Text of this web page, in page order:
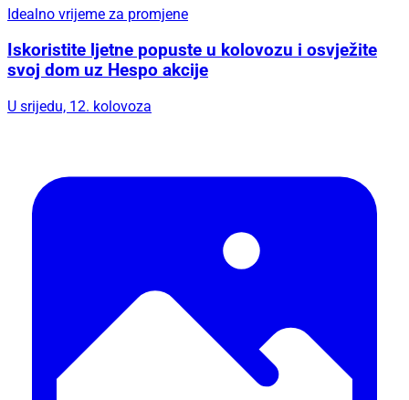
Idealno vrijeme za promjene
Iskoristite ljetne popuste u kolovozu i osvježite
svoj dom uz Hespo akcije
U srijedu, 12. kolovoza